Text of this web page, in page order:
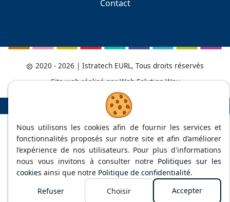
Nous utilisons les cookies afin de fournir les services et
fonctionnalités proposés sur notre site et afin d’améliorer
l’expérience de nos utilisateurs. Pour plus d'informations
nous vous invitons à consulter notre Politiques sur les
cookies ainsi que notre Politique de confidentialité.
Refuser
Choisir Accepter
Contact
2020 - 2026 | Istratech EURL, Tous droits réservés
Site web réalisé parWeb Solution Way